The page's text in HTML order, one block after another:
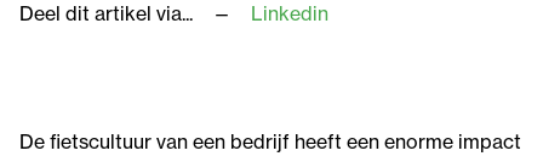
Deel dit artikel via... Linkedin
De fietscultuur van een bedrijf heeft een enorme impact